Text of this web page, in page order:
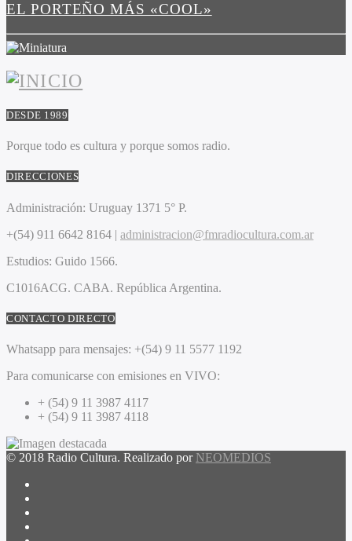
EL PORTEÑO MÁS «COOL»
DESDE 1989
Porque todo es cultura y porque somos radio.
DIRECCIONES
Administración: Uruguay 1371 5° P.
+(54) 911 6642 8164 | administracion@fmradiocultura.com.ar
Estudios: Guido 1566.
C1016ACG. CABA. República Argentina.
CONTACTO DIRECTO
Whatsapp para mensajes: +(54) 9 11 5577 1192
Para comunicarse con emisiones en VIVO:
+ (54) 9 11 3987 4117
+ (54) 9 11 3987 4118
© 2018 Radio Cultura. Realizado por NEOMEDIOS